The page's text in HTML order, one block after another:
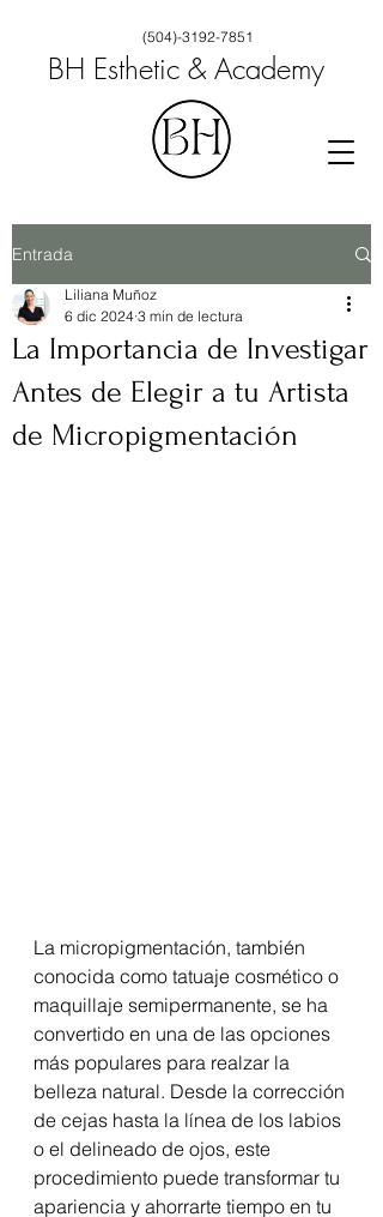
(504)-3192-7851
BH Esthetic & Academy
Entrada
La Importancia de Investigar
Antes de Elegir a tu Artista
de Micropigmentación
Liliana Muñoz
6 dic 2024 3 min de lectura
La micropigmentación, también
conocida como tatuaje cosmético o
maquillaje semipermanente, se ha
convertido en una de las opciones
más populares para realzar la
belleza natural. Desde la corrección
de cejas hasta la línea de los labios
o el delineado de ojos, este
procedimiento puede transformar tu
apariencia y ahorrarte tiempo en tu